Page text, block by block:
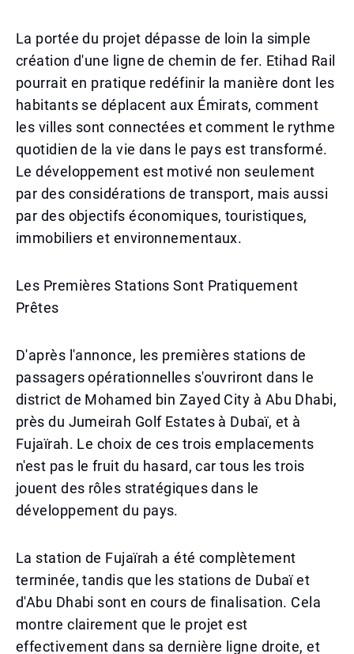
La portée du projet dépasse de loin la simple
création d'une ligne de chemin de fer. Etihad Rail
pourrait en pratique redéfinir la manière dont les
habitants se déplacent aux Émirats, comment
les villes sont connectées et comment le rythme
quotidien de la vie dans le pays est transformé.
Le développement est motivé non seulement
par des considérations de transport, mais aussi
par des objectifs économiques, touristiques,
immobiliers et environnementaux.
Les Premières Stations Sont Pratiquement
Prêtes
D'après l'annonce, les premières stations de
passagers opérationnelles s'ouvriront dans le
district de Mohamed bin Zayed City à Abu Dhabi,
près du Jumeirah Golf Estates à Dubaï, et à
Fujaïrah. Le choix de ces trois emplacements
n'est pas le fruit du hasard, car tous les trois
jouent des rôles stratégiques dans le
développement du pays.
La station de Fujaïrah a été complètement
terminée, tandis que les stations de Dubaï et
d'Abu Dhabi sont en cours de finalisation. Cela
montre clairement que le projet est
effectivement dans sa dernière ligne droite, et